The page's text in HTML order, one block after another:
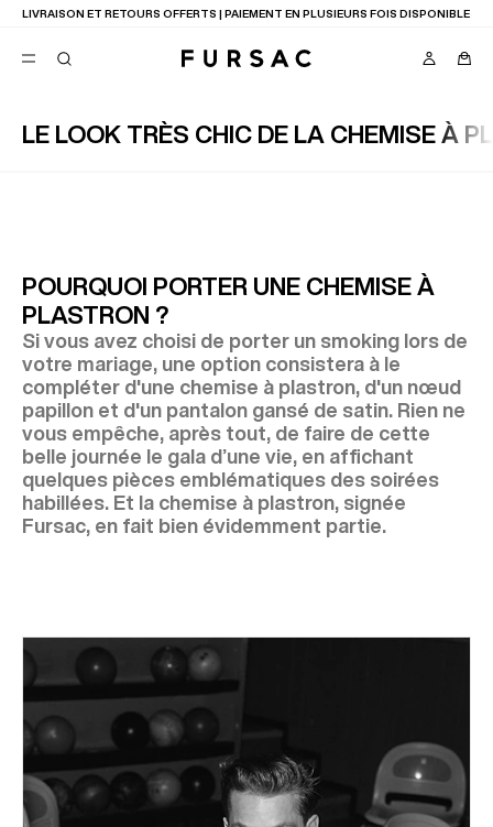
LIVRAISON ET RETOURS OFFERTS | PAIEMENT EN PLUSIEURS FOIS DISPONIBLE
LE LOOK TRÈS CHIC DE LA CHEMISE À
POURQUOI PORTER UNE CHEMISE À
PLASTRON ?
Si vous avez choisi de porter un smoking lors de
votre mariage, une option consistera à le
compléter d'une chemise à plastron, d'un nœud
papillon et d'un pantalon gansé de satin. Rien ne
vous empêche, après tout, de faire de cette
belle journée le gala d’une vie, en affichant
quelques pièces emblématiques des soirées
habillées. Et la chemise à plastron, signée
Fursac, en fait bien évidemment partie.
MEILLEURES VENTES
NOUVELLE COLLECTION
LAST CHANCE